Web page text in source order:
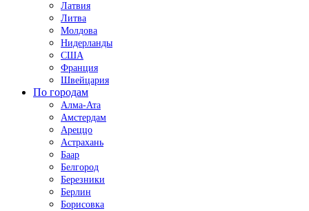
Латвия
Литва
Молдова
Нидерланды
США
Франция
Швейцария
По городам
Алма-Ата
Амстердам
Ареццо
Астрахань
Баар
Белгород
Березники
Берлин
Борисовка